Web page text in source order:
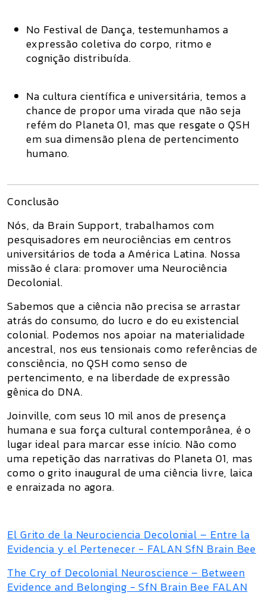
No Festival de Dança, testemunhamos a
expressão coletiva do corpo, ritmo e
cognição distribuída.
Na cultura científica e universitária, temos a
chance de propor uma virada que não seja
refém do Planeta 01, mas que resgate oQSH
em sua dimensão plena de pertencimento
humano.
Conclusão
Nós, da Brain Support, trabalhamos com
pesquisadores em neurociências em centros
universitários de toda a América Latina. Nossa
missão é clara: promover uma Neurociência
Decolonial.
Sabemos que a ciência não precisa se arrastar
atrás do consumo, do lucro e do eu existencial
colonial. Podemos nos apoiar na materialidade
ancestral, nos eus tensionais como referências de
consciência, noQSH como senso de
pertencimento, e na liberdade de expressão
gênicado DNA.
Joinville, com seus 10 mil anos de presença
humana e sua força cultural contemporânea, é o
lugar ideal para marcar esse início. Não como
uma repetição das narrativas do Planeta 01, mas
como ogrito inaugural de uma ciência livre, laica
e enraizada no agora.
El Grito de la Neurociencia Decolonial – Entre la
Evidencia y el Pertenecer - FALAN SfN Brain Bee
The Cry of Decolonial Neuroscience – Between
Evidence and Belonging - SfN Brain Bee FALAN